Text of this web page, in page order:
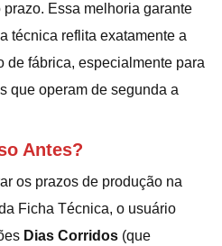
Essa melhoria garante
técnica reflita exatamente a
de fábrica, especialmente para
que operam de segunda a
Antes?
os prazos de produção na
Ficha Técnica, o usuário
Dias Corridos (que